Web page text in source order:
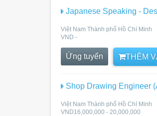
Japanese Speaking -
Việt Nam Thành phố Hồ Chí Minh
VND -
Ứng tuyển THÊM
Shop Drawing Engineer
Việt Nam Thành phố Hồ Chí Minh
VND16,000,000 - 20,000,000